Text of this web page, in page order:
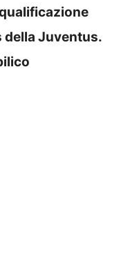
della Juventus.